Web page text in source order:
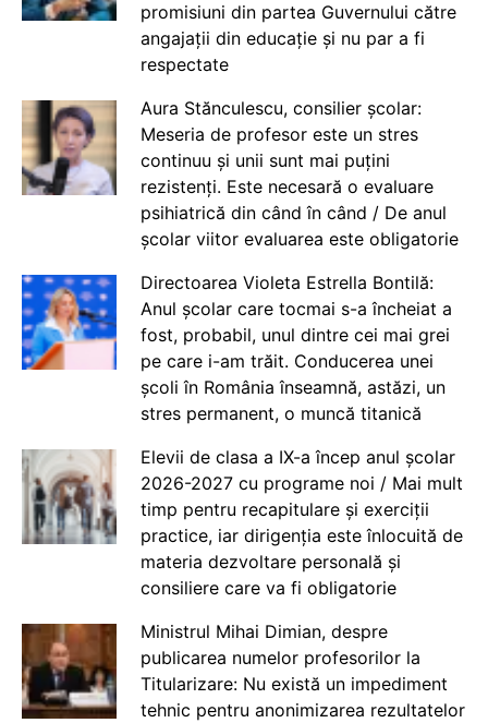
promisiuni din partea Guvernului către
angajații din educație și nu par a fi
respectate
Aura Stănculescu, consilier școlar:
Meseria de profesor este un stres
continuu și unii sunt mai puțini
rezistenți. Este necesară o evaluare
psihiatrică din când în când / De anul
școlar viitor evaluarea este obligatorie
Directoarea Violeta Estrella Bontilă:
Anul școlar care tocmai s-a încheiat a
fost, probabil, unul dintre cei mai grei
pe care i-am trăit. Conducerea unei
școli în România înseamnă, astăzi, un
stres permanent, o muncă titanică
Elevii de clasa a IX-a încep anul școlar
2026-2027 cu programe noi / Mai mult
timp pentru recapitulare și exerciții
practice, iar dirigenția este înlocuită de
materia dezvoltare personală și
consiliere care va fi obligatorie
Ministrul Mihai Dimian, despre
publicarea numelor profesorilor la
Titularizare: Nu există un impediment
tehnic pentru anonimizarea rezultatelor